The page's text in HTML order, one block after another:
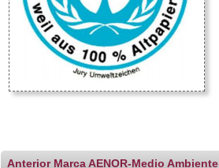
Anterior Marca AENOR-Medio Ambiente